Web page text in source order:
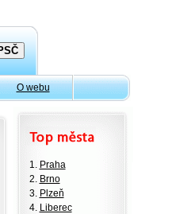
O webu
1. Praha
2. Brno
3. Plzeň
4. Liberec